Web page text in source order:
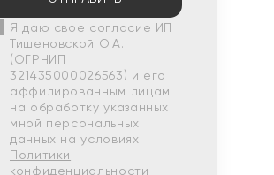
Я даю свое согласие ИП
Тишеновской О.А.
(ОГРНИП
321435000026563) и его
аффилированным лицам
на обработку указанных
мной персональных
данных на условиях
Политики
конфиденциальности